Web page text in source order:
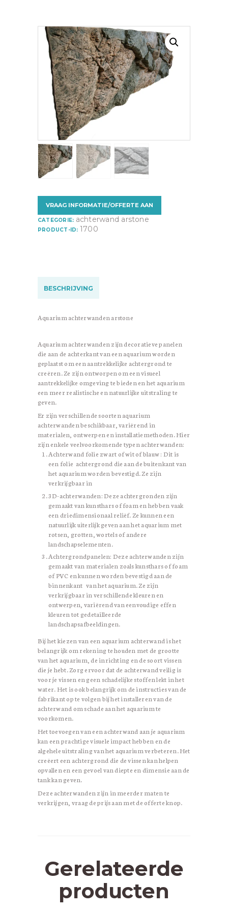
VRAAG INFORMATIE/OFFERTE AAN
CATEGORIE: achterwand arstone
PRODUCT-ID: 1700
BESCHRIJVING
Aquarium achterwanden arstone
Aquarium achterwanden zijn decoratieve panelen
die aan de achterkant van een aquarium worden
geplaatst om een aantrekkelijke achtergrond te
creëren. Ze zijn ontworpen om een visueel
aantrekkelijke omgeving te bieden en het aquarium
een meer realistische en natuurlijke uitstraling te
geven.
Er zijn verschillende soorten aquarium
achterwanden beschikbaar, variërend in
materialen, ontwerpen en installatiemethoden. Hier
zijn enkele veelvoorkomende typen achterwanden:
Achterwand folie zwart of wit of blauw : Dit is
een folie achtergrond die aan de buitenkant van
het aquarium worden bevestigd. Ze zijn
verkrijgbaar in
3D-achterwanden: Deze achtergronden zijn
gemaakt van kunsthars of foam en hebben vaak
een driedimensionaal reliëf. Ze kunnen een
natuurlijk uiterlijk geven aan het aquarium met
rotsen, grotten, wortels of andere
landschapselementen.
Achtergrondpanelen: Deze achterwanden zijn
gemaakt van materialen zoals kunsthars of foam
of PVC en kunnen worden bevestigd aan de
binnenkant van het aquarium. Ze zijn
verkrijgbaar in verschillende kleuren en
ontwerpen, variërend van eenvoudige effen
kleuren tot gedetailleerde
landschapsafbeeldingen.
Bij het kiezen van een aquarium achterwand is het
belangrijk om rekening te houden met de grootte
van het aquarium, de inrichting en de soort vissen
die je hebt. Zorg ervoor dat de achterwand veilig is
voor je vissen en geen schadelijke stoffen lekt in het
water. Het is ook belangrijk om de instructies van de
fabrikant op te volgen bij het installeren van de
achterwand om schade aan het aquarium te
voorkomen.
Het toevoegen van een achterwand aan je aquarium
kan een prachtige visuele impact hebben en de
algehele uitstraling van het aquarium verbeteren. Het
creëert een achtergrond die de vissen kan helpen
opvallen en een gevoel van diepte en dimensie aan de
tank kan geven.
Deze achterwanden zijn in meerder maten te
verkrijgen, vraag de prijs aan met de offerte knop.
Gerelateerde
producten